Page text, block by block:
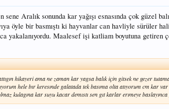
Aralık sonunda kar yağışı esnasında çok güzel
öyle bir basmıştı ki hayvanlar can havliyle sürüler
yakalanıyordu. Maalesef işi katliam boyutuna getiren
hikayeri ama ne zaman kar yagsa balık için gitsek ne gezer
hele bır keresınde galatada tek basıma olta atıyorum cm kar var
kulagına kar suyu kacar demıstı sen gıt karlar erımeye